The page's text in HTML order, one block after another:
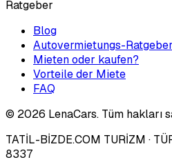
Ratgeber
Blog
Autovermietungs-Ratgeber
Mieten oder kaufen?
Vorteile der Miete
FAQ
© 2026 LenaCars. Tüm hakları
TATİL-BİZDE.COM TURİZM ·
8337